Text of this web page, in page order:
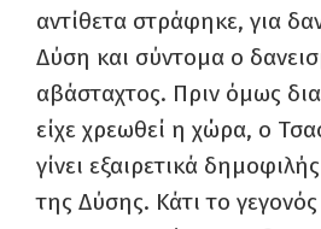
αντίθετα στράφηκε, για
Δύση και σύντομα ο
αβάσταχτος. Πριν όμως
είχε χρεωθεί η χώρα, ο
γίνει εξαιρετικά
της Δύσης. Κάτι το